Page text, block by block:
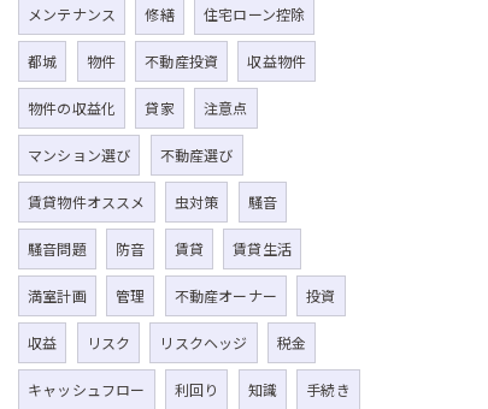
メンテナンス 修繕 住宅ローン控除
都城 物件 不動産投資 収益物件
物件の収益化 貸家 注意点
マンション選び 不動産選び
賃貸物件オススメ 虫対策 騒音
騒音問題 防音 賃貸 賃貸生活
満室計画 管理 不動産オーナー 投資
収益 リスク リスクヘッジ 税金
キャッシュフロー 利回り 知識 手続き